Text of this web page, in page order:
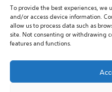
To provide the best experiences, we
and/or access device information.
allow us to process data such as
site. Not consenting or withdrawing
features and functions.
PRAVA